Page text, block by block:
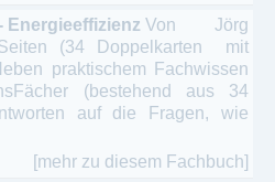
Energieeffizienz Von Jörg
(34 Doppelkarten mit
praktischem Fachwissen
(bestehend aus 34
auf die Fragen, wie
[mehr zu diesem Fachbuch]